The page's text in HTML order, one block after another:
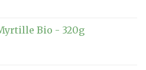
Bio - 320g